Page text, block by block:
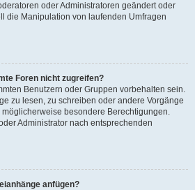
oder Administratoren geändert oder
die Manipulation von laufenden Umfragen
Foren nicht zugreifen?
Benutzern oder Gruppen vorbehalten sein.
zu lesen, zu schreiben oder andere Vorgänge
besondere Berechtigungen.
Administrator nach entsprechenden
anfügen?